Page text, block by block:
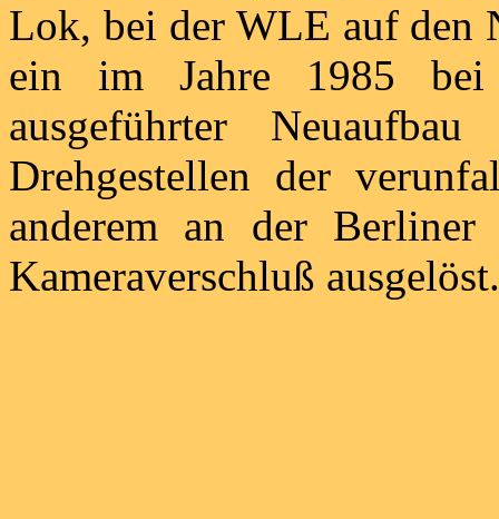
Lok, bei der WLE auf den
ein im Jahre 1985 bei
ausgeführter
Drehgestellen der
anderem an der
Kameraverschluß ausgelöst.